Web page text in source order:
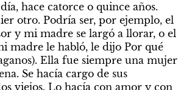
hace catorce o quince años.
otro. Podría ser, por ejemplo, el
y mi madre se largó a llorar, o el
madre le habló, le dijo Por qué
Ella fue siempre una mujer
Se hacía cargo de sus
viejos. Lo hacía con amor y con